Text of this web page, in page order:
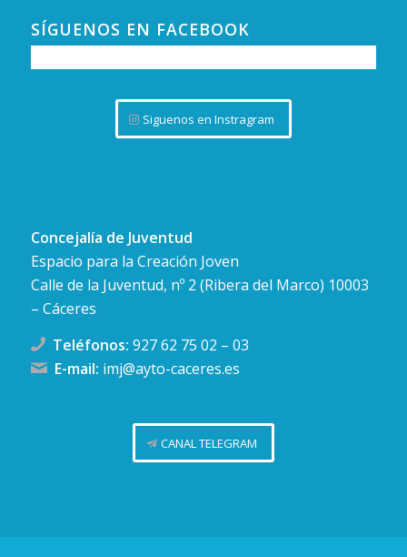
SÍGUENOS EN FACEBOOK
Siguenos en Instragram
Concejalía de Juventud
Espacio para la Creación Joven
Calle de la Juventud, nº 2 (Ribera del Marco) 10003
– Cáceres
Teléfonos: 927 62 75 02 – 03
E-mail: imj@ayto-caceres.es
CANAL TELEGRAM